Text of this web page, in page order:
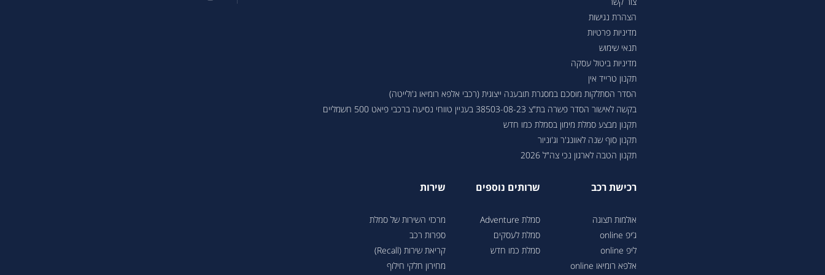
הצהרת נגישות
מדיניות פרטיות
תנאי שימוש
מדיניות ביטול עסקה
תקנון טרייד אין
הסדר הסתלקות מוסכם במסגרת תובענה ייצוגית (רכבי אלפא רומיאו ג'ולייטה)
בקשה לאישור הסדר פשרה בת"צ 38503-08-23 בעניין טווחי נסיעה ברכבי פיאט 500 חשמליים
תקנון מבצע סמלת מימון בסמלת כמו חדש
תקנון סוף שנה לאוונג'ר וג'וניור
תקנון הטבה לארגון נכי צה"ל 2026
רכישת רכב
אולמות תצוגה
ג’יפ online
ליפ online
אלפא רומיאו online
שרותים נוספים
סמלת Adventure
סמלת לעסקים
סמלת כמו חדש
שירות
מרכזי השירות של סמלת
ספרות רכב
קריאת שירות (Recall)
מחירון חלקי חילוף